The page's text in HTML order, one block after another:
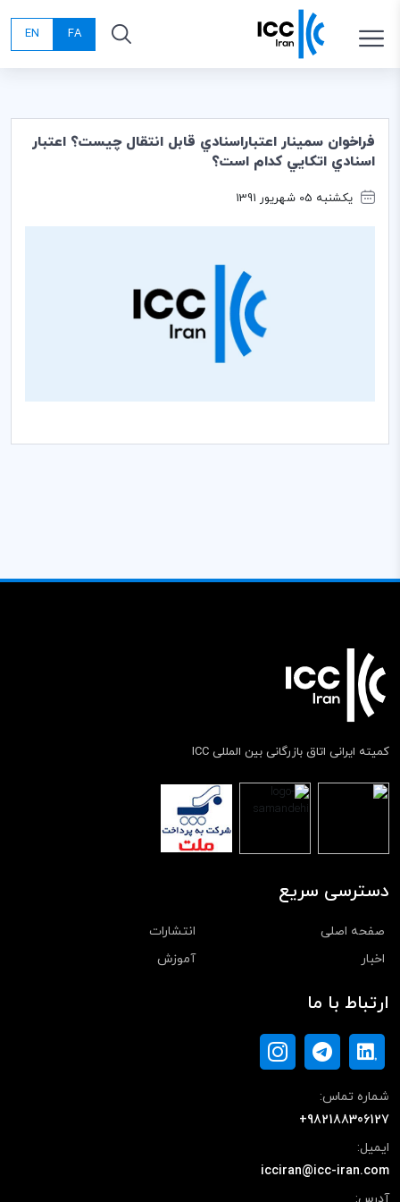
FA
EN
فراخوان سمينار اعتباراسنادي قابل انتقال چيست؟ اعتبار
اسنادي اتكايي كدام است؟
یکشنبه 05 شهریور 1391
کمیته ایرانی اتاق بازرگانی بین المللی ICC
دسترسی سریع
صفحه اصلی
انتشارات
اخبار
آموزش
ارتباط با ما
شماره تماس:
+982188306127
ایمیل:
icciran@icc-iran.com